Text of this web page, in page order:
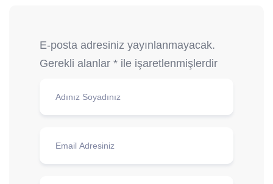
E-posta adresiniz yayınlanmayacak.
Gerekli alanlar * ile işaretlenmişlerdir